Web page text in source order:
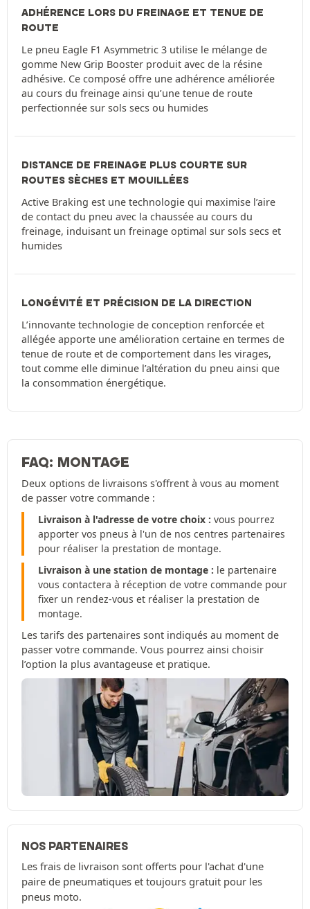
ADHÉRENCE LORS DU FREINAGE ET TENUE DE
ROUTE
Le pneu Eagle F1 Asymmetric 3 utilise le mélange de
gomme New Grip Booster produit avec de la résine
adhésive. Ce composé offre une adhérence améliorée
au cours du freinage ainsi qu’une tenue de route
perfectionnée sur sols secs ou humides
DISTANCE DE FREINAGE PLUS COURTE SUR
ROUTES SÈCHES ET MOUILLÉES
Active Braking est une technologie qui maximise l’aire
de contact du pneu avec la chaussée au cours du
freinage, induisant un freinage optimal sur sols secs et
humides
LONGÉVITÉ ET PRÉCISION DE LA DIRECTION
L’innovante technologie de conception renforcée et
allégée apporte une amélioration certaine en termes de
tenue de route et de comportement dans les virages,
tout comme elle diminue l’altération du pneu ainsi que
la consommation énergétique.
FAQ: MONTAGE
Deux options de livraisons s'offrent à vous au moment
de passer votre commande :
Livraison à l'adresse de votre choix : vous pourrez
apporter vos pneus à l'un de nos centres partenaires
pour réaliser la prestation de montage.
Livraison à une station de montage : le partenaire
vous contactera à réception de votre commande pour
fixer un rendez-vous et réaliser la prestation de
montage.
Les tarifs des partenaires sont indiqués au moment de
passer votre commande. Vous pourrez ainsi choisir
l’option la plus avantageuse et pratique.
NOS PARTENAIRES
Les frais de livraison sont offerts pour l'achat d'une
paire de pneumatiques et toujours gratuit pour les
pneus moto.